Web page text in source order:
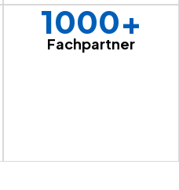
1000+
Fachpartner